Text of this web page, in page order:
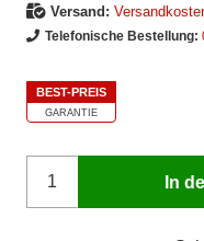
Versand:
Telefonische Bestellung:
BEST-PREIS
GARANTIE
In